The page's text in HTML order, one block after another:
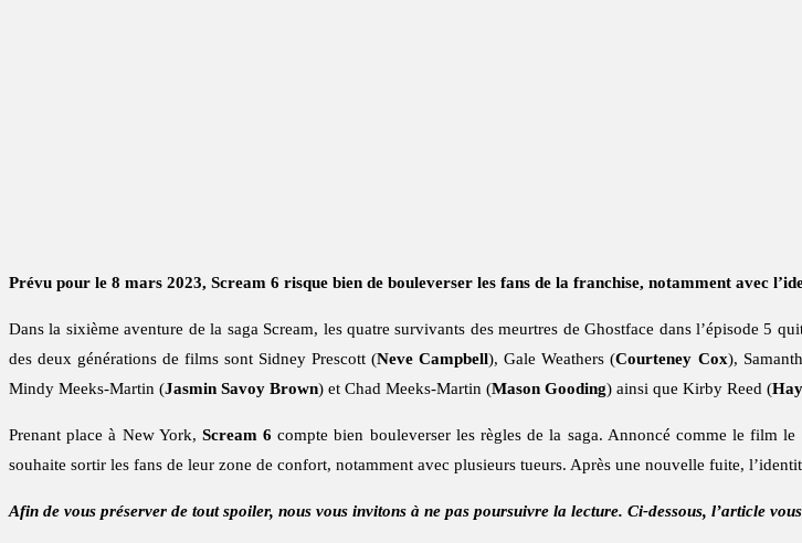
Prévu pour le 8 mars 2023, Scream 6 risque bien de bouleverser les fans de la franchise, notamment avec
Dans la sixième aventure de la saga Scream, les quatre survivants des meurtres de Ghostface dans l’épisode
des deux générations de films sont Sidney Prescott (Neve Campbell), Gale Weathers (Courteney Cox),
Mindy Meeks-Martin (Jasmin Savoy Brown) et Chad Meeks-Martin (Mason Gooding) ainsi que Kirby Reed (
Prenant place à New York, Scream 6 compte bien bouleverser les règles de la saga. Annoncé comme le film
souhaite sortir les fans de leur zone de confort, notamment avec plusieurs tueurs. Après une nouvelle fuite,
Afin de vous préserver de tout spoiler, nous vous invitons à ne pas poursuivre la lecture. Ci-dessous, l’article